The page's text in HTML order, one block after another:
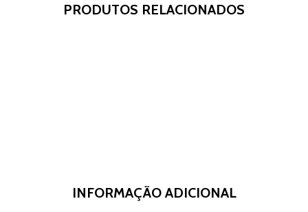
PRODUTOS RELACIONADOS
INFORMAÇÃO ADICIONAL